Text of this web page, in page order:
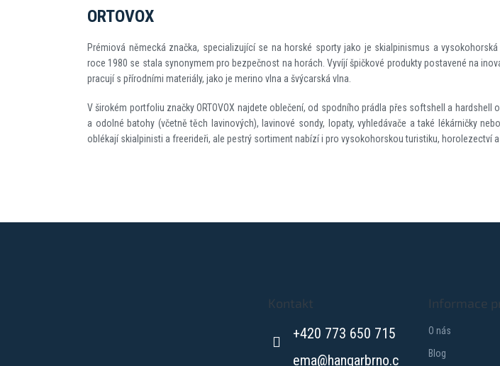
ORTOVOX
Prémiová německá značka, specializující se na horské sporty jako je skialpinismus a
roce 1980 se stala synonymem pro bezpečnost na horách. Vyvíjí špičkové produkty postavené na
pracují s přírodními materiály, jako je merino vlna a švýcarská vlna.
V širokém portfoliu značky ORTOVOX najdete oblečení, od spodního prádla přes softshell a hardshell
a odolné batohy (včetně těch lavinových), lavinové sondy, lopaty, vyhledávače a také lékárničky nebo
oblékají skialpinisti a freerideři, ale pestrý sortiment nabízí i pro vysokohorskou turistiku, horolezectví a
Kontakt
+420 773 650 715
ema@hangarbrno.c
Informace
O nás
Blog